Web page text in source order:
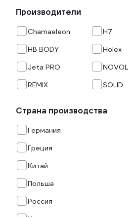
Производители
Chamaeleon
H7
HB BODY
Holex
Jeta PRO
NOVOL
REMIX
SOLID
Страна производства
Германия
Греция
Китай
Польша
Россия